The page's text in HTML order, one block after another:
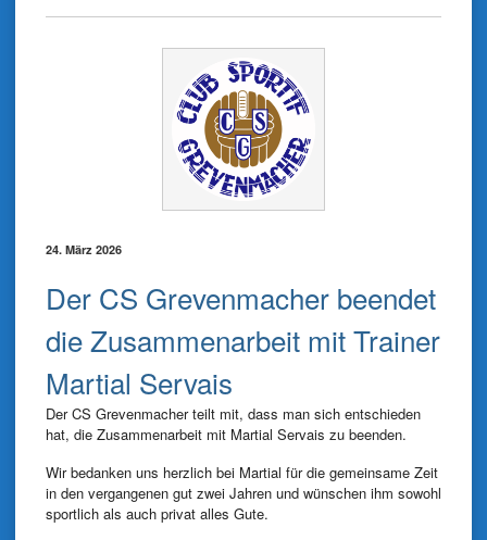
24. März 2026
Der CS Grevenmacher beendet
die Zusammenarbeit mit Trainer
Martial Servais
Der CS Grevenmacher teilt mit, dass man sich entschieden
hat, die Zusammenarbeit mit Martial Servais zu beenden.
Wir bedanken uns herzlich bei Martial für die gemeinsame Zeit
in den vergangenen gut zwei Jahren und wünschen ihm sowohl
sportlich als auch privat alles Gute.